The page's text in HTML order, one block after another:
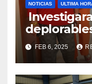
NOTICIAS ULTIMA
facilidades
de la
FEB 6, 2025